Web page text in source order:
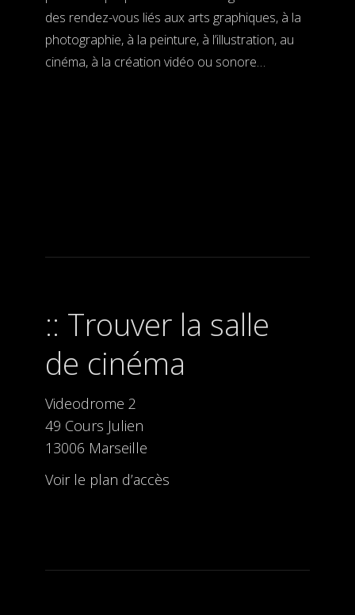
des rendez-vous liés aux arts graphiques, à la
photographie, à la peinture, à l’illustration, au
cinéma, à la création vidéo ou sonore…
Trouver la salle
de cinéma
Videodrome 2
49 Cours Julien
13006 Marseille
Voir le plan d’accès